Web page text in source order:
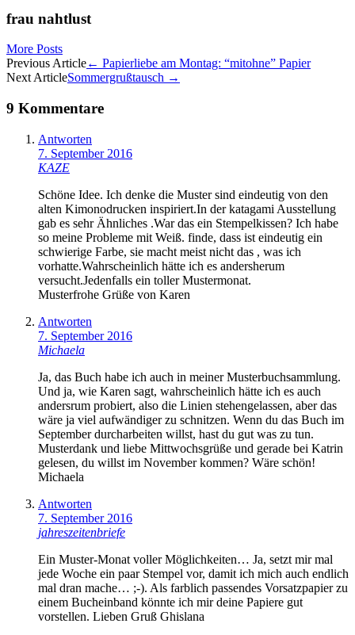
frau nahtlust
More Posts
Artikel-
Navigation
Previous Article← Papierliebe am Montag: “mitohne” Papier
Next ArticleSommergrußtausch →
9 Kommentare
Antworten
7. September 2016
KAZE
Schöne Idee. Ich denke die Muster sind eindeutig von den
alten Kimonodrucken inspiriert.In der katagami Ausstellung
gab es sehr Ähnliches .War das ein Stempelkissen? Ich habe
so meine Probleme mit Weiß. finde, dass ist eindeutig ein
schwierige Farbe, sie macht meist nicht das , was ich
vorhatte.Wahrscheinlich hätte ich es andersherum
versucht.Jedenfalls ein toller Mustermonat.
Musterfrohe Grüße von Karen
Antworten
7. September 2016
Michaela
Ja, das Buch habe ich auch in meiner Musterbuchsammlung.
Und ja, wie Karen sagt, wahrscheinlich hätte ich es auch
andersrum probiert, also die Linien stehengelassen, aber das
wäre ja viel aufwändiger zu schnitzen. Wenn du das Buch im
September durcharbeiten willst, hast du gut was zu tun.
Musterdank und liebe Mittwochsgrüße und gerade bei Katrin
gelesen, du willst im November kommen? Wäre schön!
Michaela
Antworten
7. September 2016
jahreszeitenbriefe
Ein Muster-Monat voller Möglichkeiten… Ja, setzt mir mal
jede Woche ein paar Stempel vor, damit ich mich auch endlich
mal dran mache… ;-). Als farblich passendes Vorsatzpapier zu
einem Bucheinband könnte ich mir deine Papiere gut
vorstellen. Lieben Gruß Ghislana